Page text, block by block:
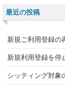
最近の投稿
新規ご利用登録の
新規利用登録を停
シッティング対象